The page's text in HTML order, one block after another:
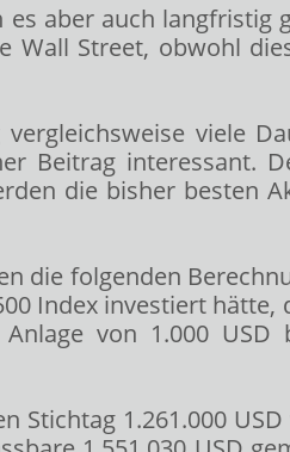
aber auch langfristig
Wall Street, obwohl
viele
Beitrag interessant.
die bisher besten
die folgenden
Index investiert hätte,
von 1.000 USD
Stichtag 1.261.000